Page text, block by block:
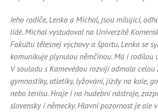
Jeho rodiče, Lenka a Michal, jsou milující,
lidé. Michal vystudoval na Univerzitě
Fakultu tělesnej výchovy a športu, Lenka se
komunikuje plynulou němčinou. Má i rodilou
V souladu s Kamevédou rozvíjí odmala celou
gymnastiky, atletiky, lyžování, jízdy na kole,
nebo tenisu. Hraje i na hudební nástroje,
slovensky i německy. Hlavní pozornost je ale